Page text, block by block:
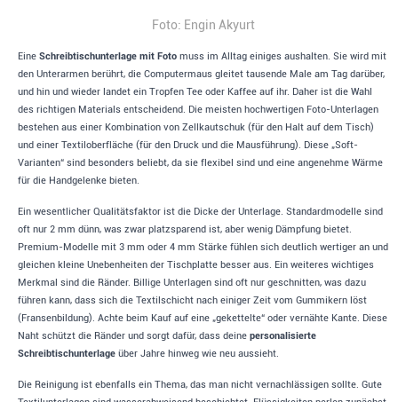
Foto: Engin Akyurt
Eine Schreibtischunterlage mit Foto muss im Alltag einiges aushalten. Sie wird mit
den Unterarmen berührt, die Computermaus gleitet tausende Male am Tag darüber,
und hin und wieder landet ein Tropfen Tee oder Kaffee auf ihr. Daher ist die Wahl
des richtigen Materials entscheidend. Die meisten hochwertigen Foto-Unterlagen
bestehen aus einer Kombination von Zellkautschuk (für den Halt auf dem Tisch)
und einer Textiloberfläche (für den Druck und die Mausführung). Diese „Soft-
Varianten“ sind besonders beliebt, da sie flexibel sind und eine angenehme Wärme
für die Handgelenke bieten.
Ein wesentlicher Qualitätsfaktor ist die Dicke der Unterlage. Standardmodelle sind
oft nur 2 mm dünn, was zwar platzsparend ist, aber wenig Dämpfung bietet.
Premium-Modelle mit 3 mm oder 4 mm Stärke fühlen sich deutlich wertiger an und
gleichen kleine Unebenheiten der Tischplatte besser aus. Ein weiteres wichtiges
Merkmal sind die Ränder. Billige Unterlagen sind oft nur geschnitten, was dazu
führen kann, dass sich die Textilschicht nach einiger Zeit vom Gummikern löst
(Fransenbildung). Achte beim Kauf auf eine „gekettelte“ oder vernähte Kante. Diese
Naht schützt die Ränder und sorgt dafür, dass deine personalisierte
Schreibtischunterlage über Jahre hinweg wie neu aussieht.
Die Reinigung ist ebenfalls ein Thema, das man nicht vernachlässigen sollte. Gute